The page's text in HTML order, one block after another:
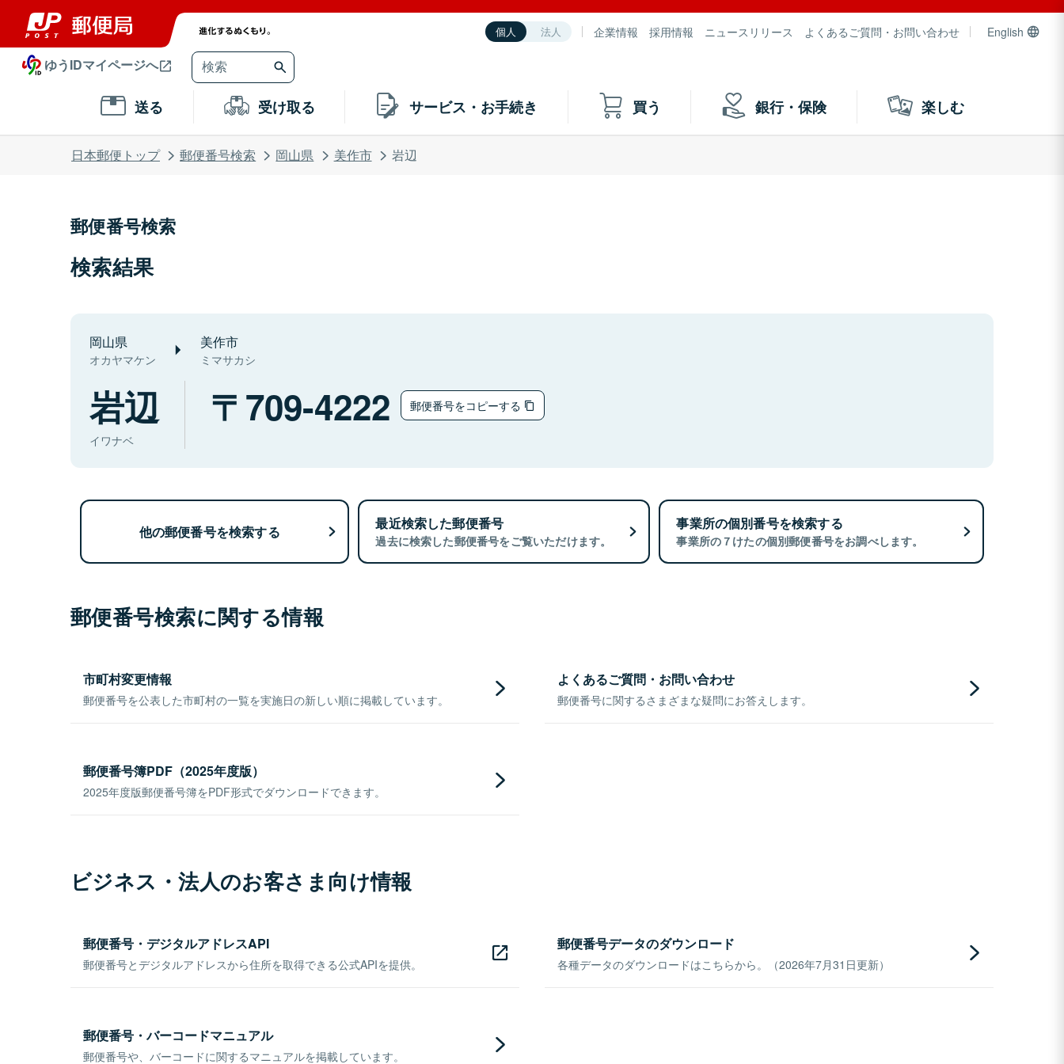
個人 法人 企業情報 採用情報 ニュースリリース よくあるご質問・お問い合わせ English
ゆうIDマイページへ
送る 受け取る サービス・お手続き 買う 銀行・保険 楽しむ
日本郵便トップ 郵便番号検索 岡山県 美作市 岩辺
郵便番号検索
検索結果
岡山県
オカヤマケン
美作市
ミマサカシ
岩辺
イワナベ
709-4222 郵便番号をコピーする
他の郵便番号を検索する 最近検索した郵便番号
過去に検索した郵便番号をご覧いただけます。
事業所の個別番号を検索する
事業所の７けたの個別郵便番号をお調べします。
郵便番号検索に関する情報
市町村変更情報
郵便番号を公表した市町村の一覧を実施日の新しい順に掲載しています。
よくあるご質問・お問い合わせ
郵便番号に関するさまざまな疑問にお答えします。
郵便番号簿PDF（2025年度版）
2025年度版郵便番号簿をPDF形式でダウンロードできます。
ビジネス・法人のお客さま向け情報
郵便番号・デジタルアドレスAPI
郵便番号とデジタルアドレスから住所を取得できる公式APIを提供。
郵便番号データのダウンロード
各種データのダウンロードはこちらから。（2026年7月31日更新）
郵便番号・バーコードマニュアル
郵便番号や、バーコードに関するマニュアルを掲載しています。